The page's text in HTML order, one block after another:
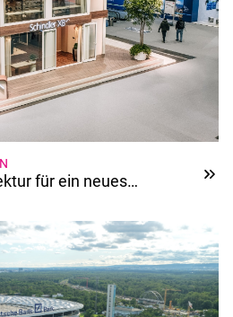
für ein neues